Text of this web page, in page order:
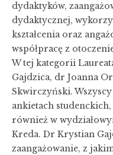
dydaktyków,
dydaktycznej,
kształcenia oraz
współpracę z
W tej kategorii
Gajdzica, dr Joanna
Skwirczyński.
ankietach
również w
Kreda. Dr Krystian
zaangażowanie, z